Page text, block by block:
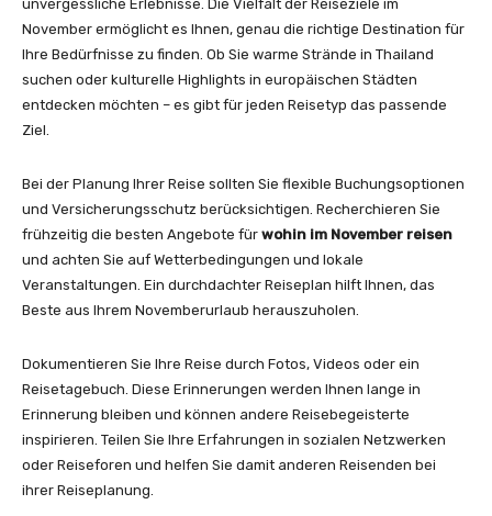
unvergessliche Erlebnisse. Die Vielfalt der Reiseziele im
November ermöglicht es Ihnen, genau die richtige Destination für
Ihre Bedürfnisse zu finden. Ob Sie warme Strände in Thailand
suchen oder kulturelle Highlights in europäischen Städten
entdecken möchten – es gibt für jeden Reisetyp das passende
Ziel.
Bei der Planung Ihrer Reise sollten Sie flexible Buchungsoptionen
und Versicherungsschutz berücksichtigen. Recherchieren Sie
frühzeitig die besten Angebote für wohin im November reisen
und achten Sie auf Wetterbedingungen und lokale
Veranstaltungen. Ein durchdachter Reiseplan hilft Ihnen, das
Beste aus Ihrem Novemberurlaub herauszuholen.
Dokumentieren Sie Ihre Reise durch Fotos, Videos oder ein
Reisetagebuch. Diese Erinnerungen werden Ihnen lange in
Erinnerung bleiben und können andere Reisebegeisterte
inspirieren. Teilen Sie Ihre Erfahrungen in sozialen Netzwerken
oder Reiseforen und helfen Sie damit anderen Reisenden bei
ihrer Reiseplanung.